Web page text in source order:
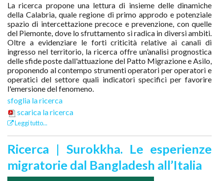
La ricerca propone una lettura di insieme delle dinamiche
della Calabria, quale regione di primo approdo e potenziale
spazio di intercettazione precoce e prevenzione, con quelle
del Piemonte, dove lo sfruttamento si radica in diversi ambiti.
Oltre a evidenziare le forti criticità relative ai canali di
ingresso nel territorio, la ricerca offre un’analisi prognostica
delle sfide poste dall'attuazione del Patto Migrazione e Asilo,
proponendo al contempo strumenti operatori per operatori e
operatici del settore quali indicatori specifici per favorire
l'emersione del fenomeno.
sfoglia la ricerca
scarica la ricerca
Leggi tutto...
Ricerca | Surokkha. Le esperienze
migratorie dal Bangladesh all’Italia